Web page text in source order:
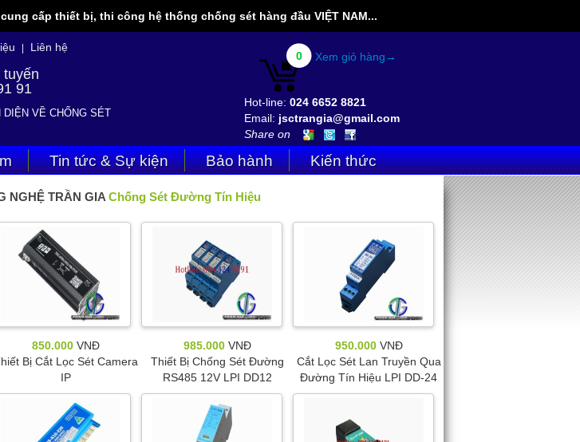
Liên hệ
91
VỀ CHỐNG SÉT
0 Xem giỏ hàng→
Hot-line: 024 6652 8821
Email: jsctrangia@gmail.com
Share on
Tin tức & Sự kiện Bảo hành Kiến thức
NGHỆ TRẦN GIA Chống Sét Đường Tín Hiệu
850.000VNĐ
Bị Cắt Lọc Sét Camera
IP
985.000VNĐ
Thiết Bị Chống Sét Đường
RS485 12V LPI DD12
950.000VNĐ
Cắt Lọc Sét Lan Truyền Qua
Đường Tín Hiệu LPI DD-24
cung cấp thiết bị, thi công hệ thống chống sét hàng đầu VIỆT NAM...